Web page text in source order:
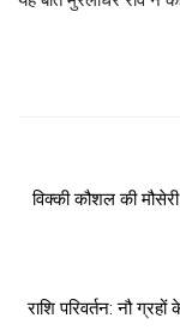
विक्की कौशल की
राशि परिवर्तन: नौ